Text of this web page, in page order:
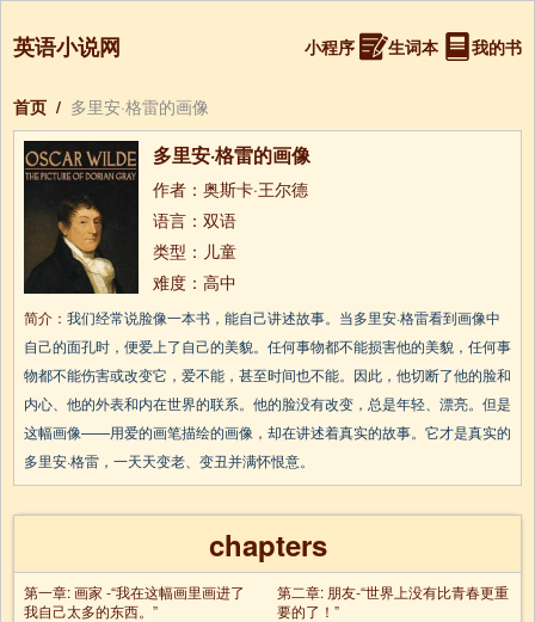
英语小说网 小程序 生词本 我的书
首页 / 多里安·格雷的画像
多里安·格雷的画像
作者：奥斯卡·王尔德
语言：双语
类型：儿童
难度：高中
简介： 我们经常说脸像一本书，能自己讲述故事。当多里安·格雷看到画像中
自己的面孔时，便爱上了自己的美貌。任何事物都不能损害他的美貌，任何事
物都不能伤害或改变它，爱不能，甚至时间也不能。因此，他切断了他的脸和
内心、他的外表和内在世界的联系。他的脸没有改变，总是年轻、漂亮。但是
这幅画像——用爱的画笔描绘的画像，却在讲述着真实的故事。它才是真实的
多里安·格雷，一天天变老、变丑并满怀恨意。
chapters
第一章: 画家 -“我在这幅画里画进了
我自己太多的东西。”
第二章: 朋友-“世界上没有比青春更重
要的了！”